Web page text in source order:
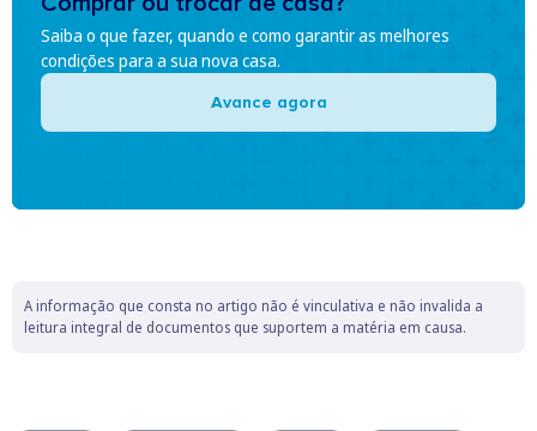
Saiba o que fazer, quando e como garantir as melhores
condições para a sua nova casa.
Avance agora
A informação que consta no artigo não é vinculativa e não invalida a
leitura integral de documentos que suportem a matéria em causa.